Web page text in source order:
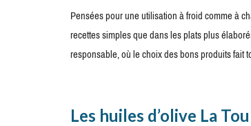
Pensées pour une utilisation à froid comme à
recettes simples que dans les plats plus
responsable, où le choix des bons produits fait
Les huiles d’olive La